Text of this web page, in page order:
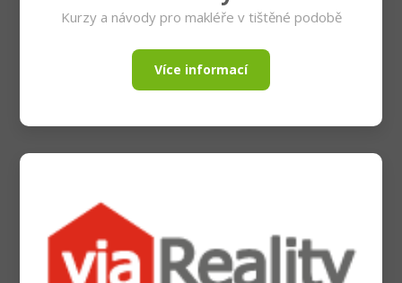
Kurzy a návody pro makléře v tištěné podobě
Více informací